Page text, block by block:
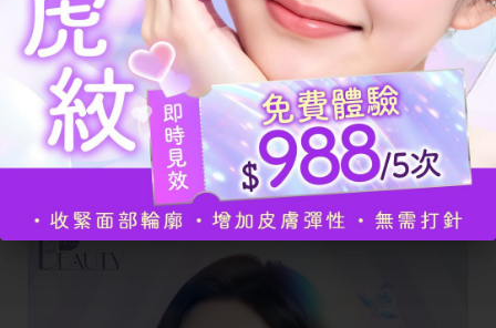
確的修容能配合剛才的提拉妝效，將臉部
拉提的層次感極大化，讓原本模糊的下巴
重新展現精緻輪廓，達成全方位的視覺縮
臉。